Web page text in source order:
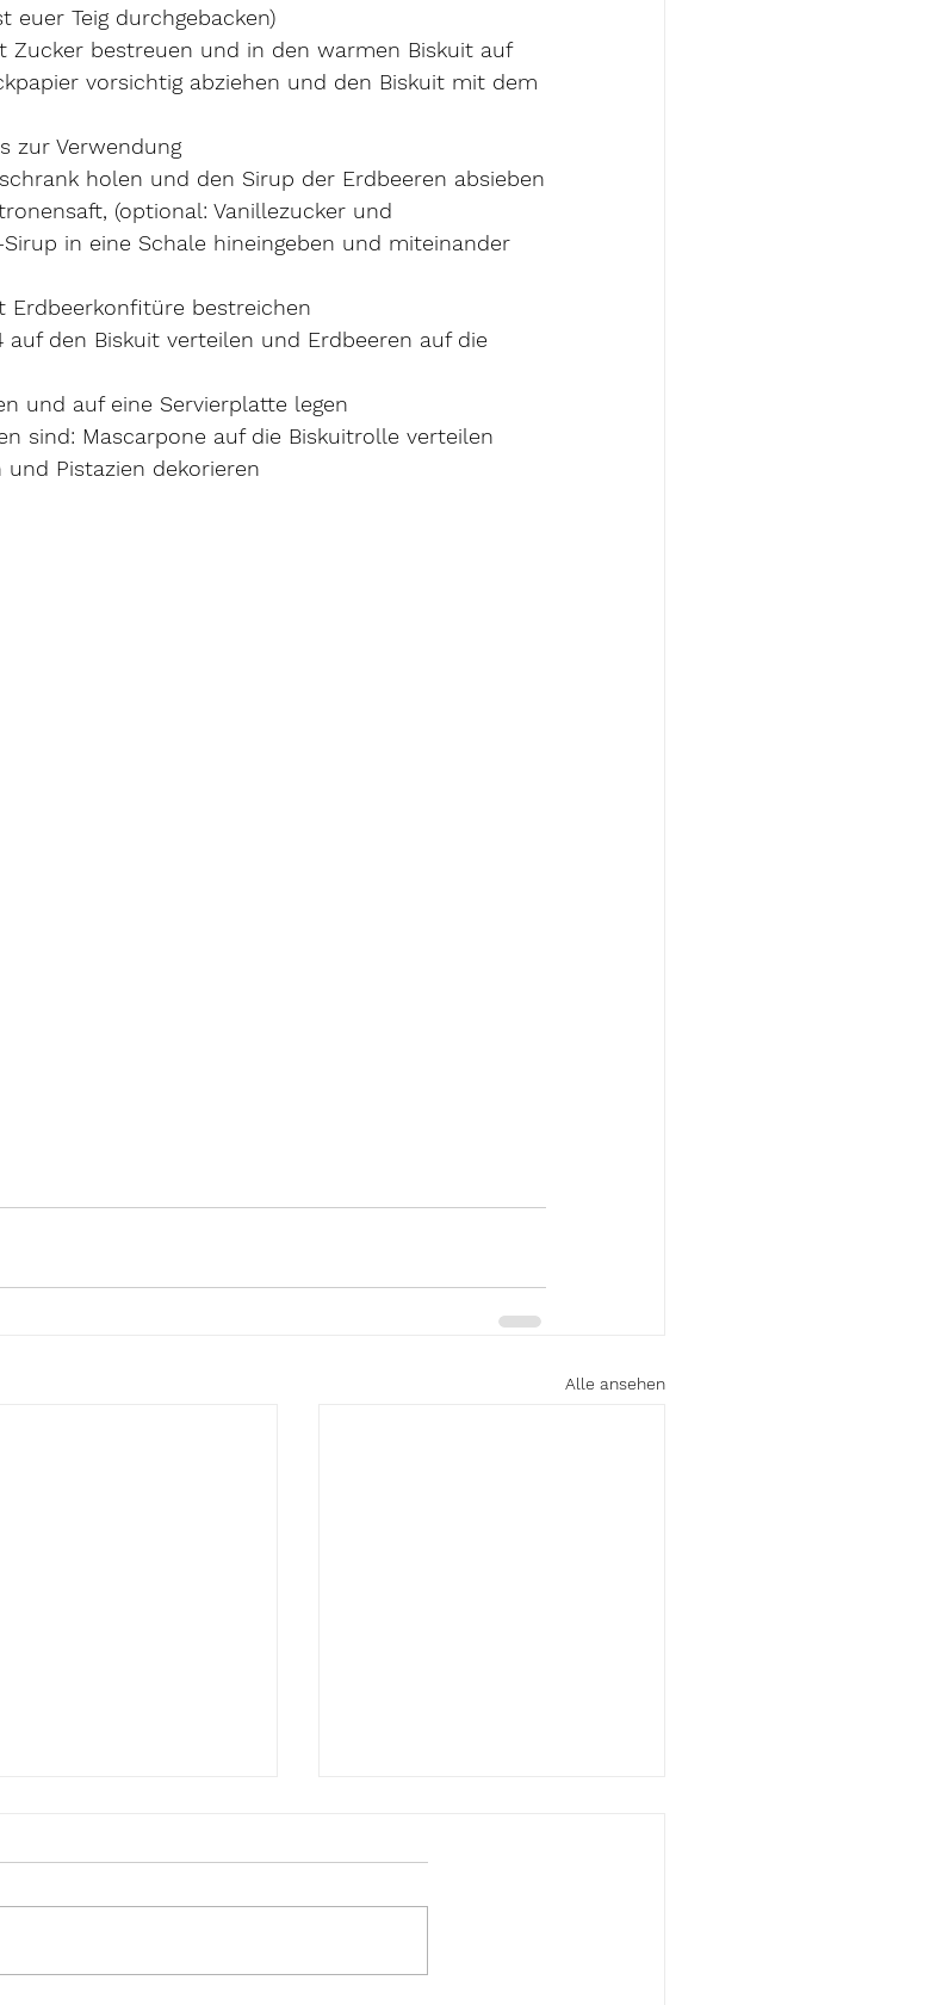
euer Teig durchgebacken)
Zucker bestreuen und in den warmen Biskuit auf
vorsichtig abziehen und den Biskuit mit dem
zur Verwendung
holen und den Sirup der Erdbeeren absieben
(optional: Vanillezucker und
in eine Schale hineingeben und miteinander
bestreichen
auf den Biskuit verteilen und Erdbeeren auf die
und auf eine Servierplatte legen
sind: Mascarpone auf die Biskuitrolle verteilen
Pistazien dekorieren
Alle ansehen